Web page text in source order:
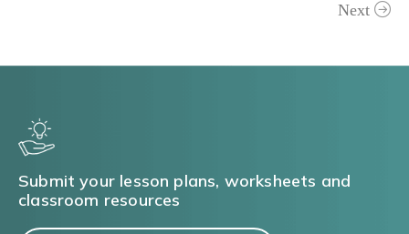
Next
Submit your lesson plans, worksheets and
classroom resources